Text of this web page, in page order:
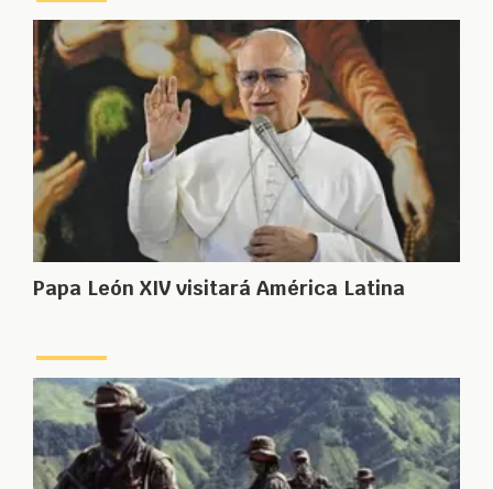
Papa León XIV visitará América Latina